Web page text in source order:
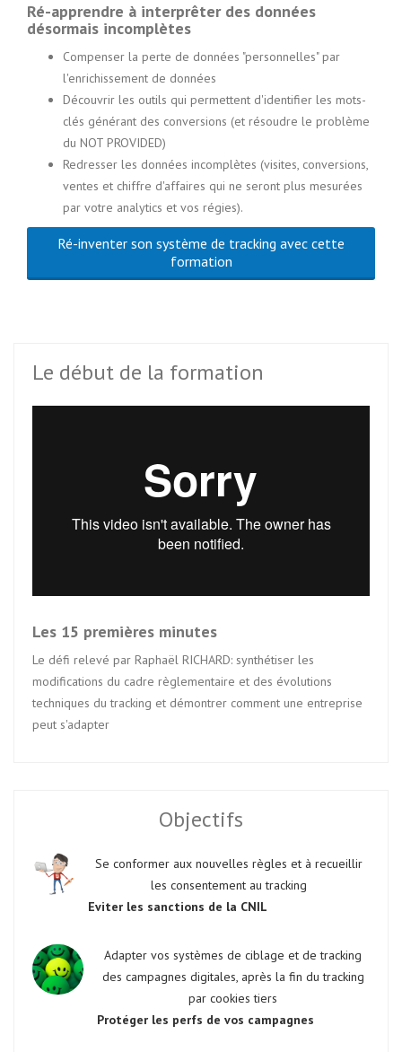
Ré-apprendre à interprêter des données
désormais incomplètes
Compenser la perte de données "personnelles" par
l'enrichissement de données
Découvrir les outils qui permettent d'identifier les mots-
clés générant des conversions (et résoudre le problème
du NOT PROVIDED)
Redresser les données incomplètes (visites, conversions,
ventes et chiffre d'affaires qui ne seront plus mesurées
par votre analytics et vos régies).
Ré-inventer son système de tracking avec cette
formation
Le début de la formation
Les 15 premières minutes
Le défi relevé par Raphaël RICHARD: synthétiser les
modifications du cadre règlementaire et des évolutions
techniques du tracking et démontrer comment une entreprise
peut s'adapter
Objectifs
Se conformer aux nouvelles règles et à recueillir
les consentement au tracking
Eviter les sanctions de la CNIL
Adapter vos systèmes de ciblage et de tracking
des campagnes digitales, après la fin du tracking
par cookies tiers
Protéger les perfs de vos campagnes